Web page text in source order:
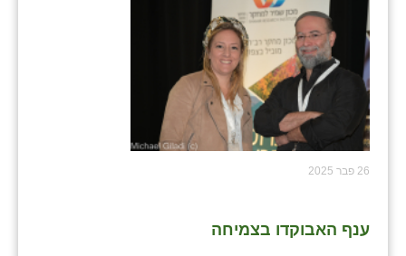
26 פבר 2025
ענף האבוקדו בצמיחה